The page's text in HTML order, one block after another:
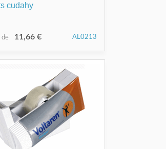
cudahy
11,66 € AL0213